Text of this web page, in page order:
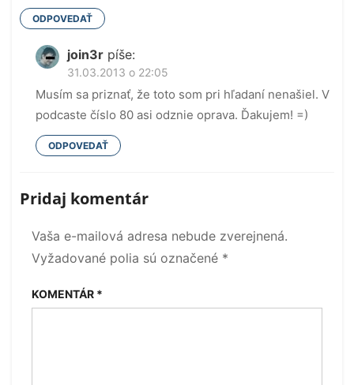
ODPOVEDAŤ
join3r píše:
31.03.2013 o 22:05
Musím sa priznať, že toto som pri hľadaní nenašiel. V
podcaste číslo 80 asi odznie oprava. Ďakujem! =)
ODPOVEDAŤ
Pridaj komentár
Vaša e-mailová adresa nebude zverejnená.
Vyžadované polia sú označené *
KOMENTÁR *